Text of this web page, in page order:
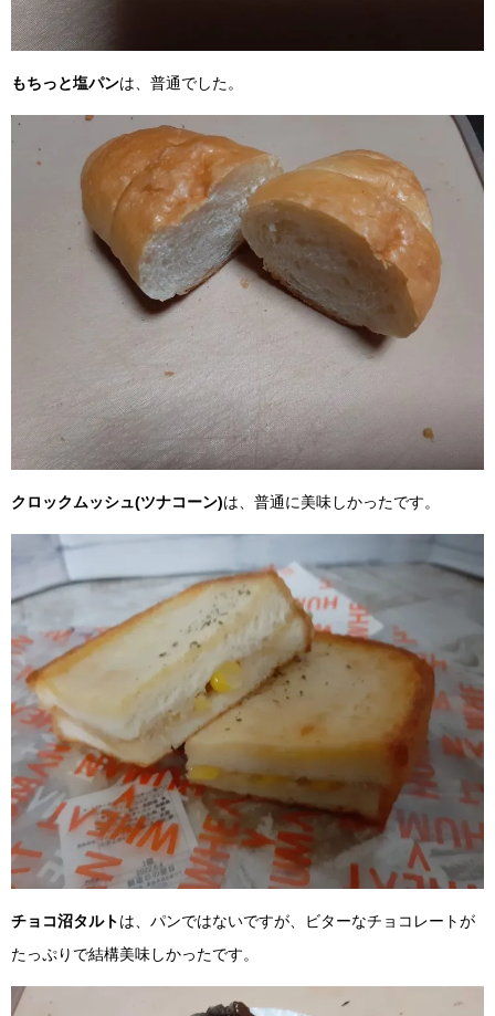
もちっと塩パンは、普通でした。
クロックムッシュ(ツナコーン)は、普通に美味しかったです。
チョコ沼タルト は、パンではないですが、ビターなチョコレートが
たっぷりで結構美味しかったです。